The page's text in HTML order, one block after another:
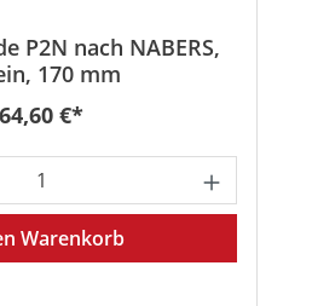
P2N nach NABERS,
170 mm
Regulärer Preis:
64,60 €*
Gib den
Warenkorb